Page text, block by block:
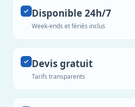
Disponible 24h/7
Week-ends et fériés inclus
Devis gratuit
Tarifs transparents